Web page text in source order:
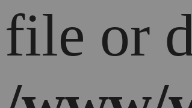
file or